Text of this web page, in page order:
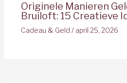
Originele Manieren
Bruiloft: 15 Creatieve
Cadeau & Geld / april 25, 2026